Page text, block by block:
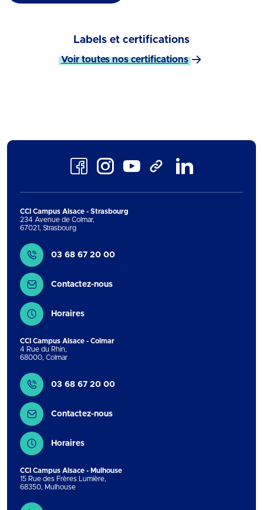
Labels et certifications
Voir toutes nos certifications
FacebookInstagramYoutube TikTok
CCI Campus Alsace - Strasbourg
234 Avenue de Colmar,
67021, Strasbourg
Contact
03 68 67 20 00
Contactez-nous
Horaires
CCI Campus Alsace - Colmar
4 Rue du Rhin,
68000, Colmar
Contact
03 68 67 20 00
Contactez-nous
Horaires
CCI Campus Alsace - Mulhouse
15 Rue des Frères Lumière,
68350, Mulhouse
Contact